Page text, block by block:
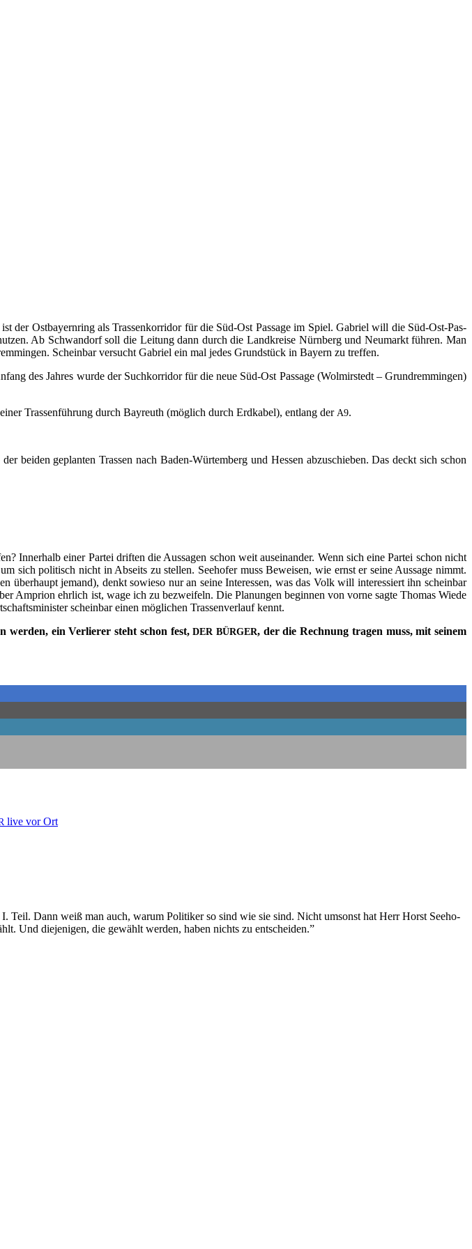
der Ost­bay­ern­ring als Tras­sen­kor­ri­dor für die Süd-Ost Pas­sa­ge im Spiel. Gabri­el will die Süd-Ost-Pas­
Ab Schwan­dorf soll die Lei­tung dann durch die Land­krei­se Nürn­berg und Neu­markt füh­ren. Man
Schein­bar ver­sucht Gabri­el ein mal jedes Grund­stück in Bay­ern zu treffen.
des Jah­res wur­de der Such­kor­ri­dor für die neue Süd-Ost Pas­sa­ge (Wol­mir­stedt – Grund­rem­min­gen)
Tras­sen­füh­rung durch Bay­reuth (mög­lich durch Erd­ka­bel), ent­lang der A9.
bei­den geplan­ten Tras­sen nach Baden-Würt­em­berg und Hes­sen abzu­schie­ben. Das deckt sich schon
Inner­halb einer Par­tei drif­ten die Aus­sa­gen schon weit aus­ein­an­der. Wenn sich eine Par­tei schon nicht
sich poli­tisch nicht in Abseits zu stel­len. See­ho­fer muss Bewei­sen, wie ernst er sei­ne Aus­sa­ge nimmt.
jemand), denkt sowie­so nur an sei­ne Inter­es­sen, was das Volk will inter­es­siert ihn schein­bar
Ampri­on ehr­lich ist, wage ich zu bezwei­feln. Die Pla­nun­gen begin­nen von vor­ne sag­te Tho­mas Wie­de
schein­bar einen mög­li­chen Tras­sen­ver­lauf kennt.
wer­den, ein Ver­lie­rer steht schon fest,DER BÜRGER, der die Rech­nung tra­gen muss, mit sei­nem
live vor Ort
Teil. Dann weiß man auch, war­um Poli­ti­ker so sind wie sie sind. Nicht umsonst hat Herr Horst See­ho­
Und die­je­ni­gen, die gewählt wer­den, haben nichts zu entscheiden.”